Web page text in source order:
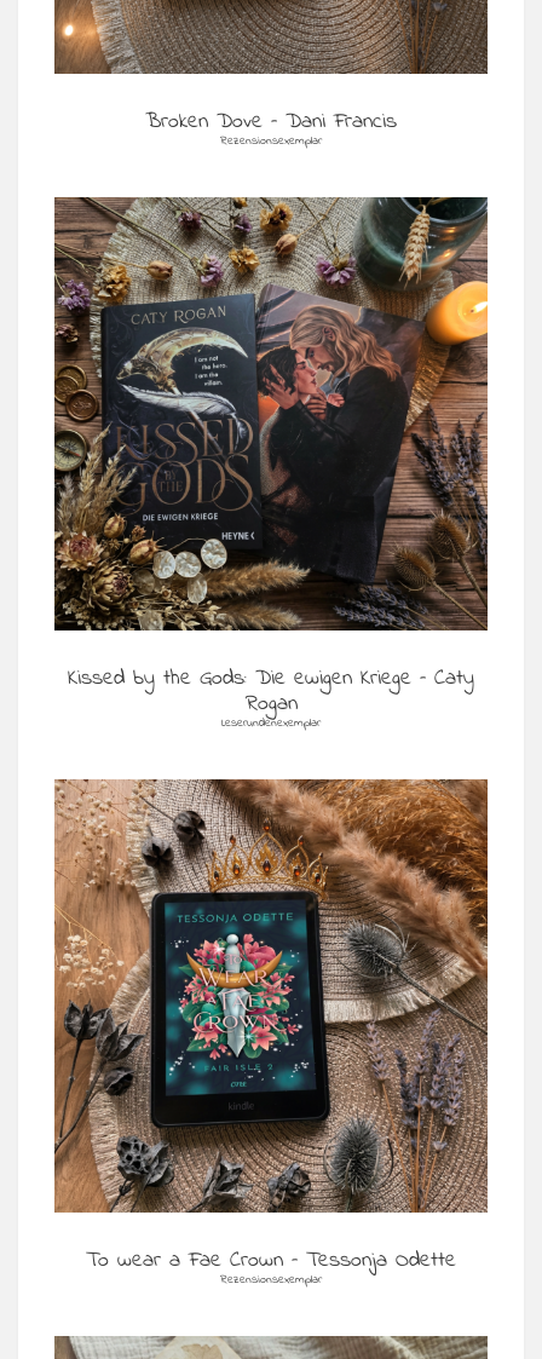
Broken Dove – Dani Francis
Rezensionsexemplar
Kissed by the Gods: Die ewigen Kriege – Caty
Rogan
Leserundenexemplar
To wear a Fae Crown – Tessonja Odette
Rezensionsexemplar